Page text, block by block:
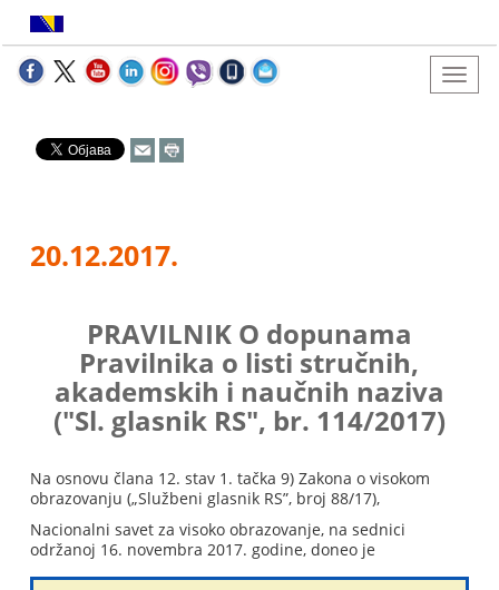
20.12.2017.
PRAVILNIK O dopunama
Pravilnika o listi stručnih,
akademskih i naučnih naziva
("Sl. glasnik RS", br. 114/2017)
Na osnovu člana 12. stav 1. tačka 9) Zakona o visokom
obrazovanju („Službeni glasnik RS”, broj 88/17),
Nacionalni savet za visoko obrazovanje, na sednici
održanoj 16. novembra 2017. godine, doneo je